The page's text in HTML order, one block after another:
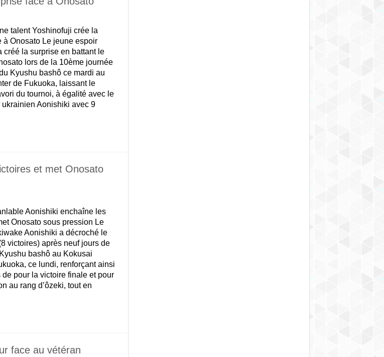
talent Yoshinofuji crée la
à Onosato Le jeune espoir
créé la surprise en battant le
lors de la 10ème journée
Kyushu bashô ce mardi au
de Fukuoka, laissant le
du tournoi, à égalité avec le
Aonishiki avec 9
et met Onosato
Aonishiki enchaîne les
Onosato sous pression Le
Aonishiki a décroché le
victoires) après neuf jours de
bashô au Kokusai
ce lundi, renforçant ainsi
de pour la victoire finale et pour
au rang d’ôzeki, tout en
face au vétéran